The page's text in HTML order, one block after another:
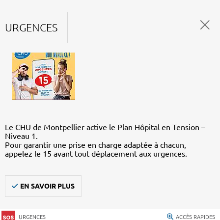
URGENCES
Le CHU de Montpellier active le Plan Hôpital en Tension –
Niveau 1.
Pour garantir une prise en charge adaptée à chacun,
appelez le 15 avant tout déplacement aux urgences.
EN SAVOIR PLUS
URGENCES ACCÈS RAPIDES